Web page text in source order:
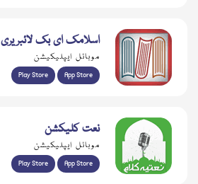
اسلامک ای بک لائبریری
موبائل ایپلیکیشن
Play Store App Store
نعت کلیکشن
موبائل ایپلیکیشن
Play Store App Store